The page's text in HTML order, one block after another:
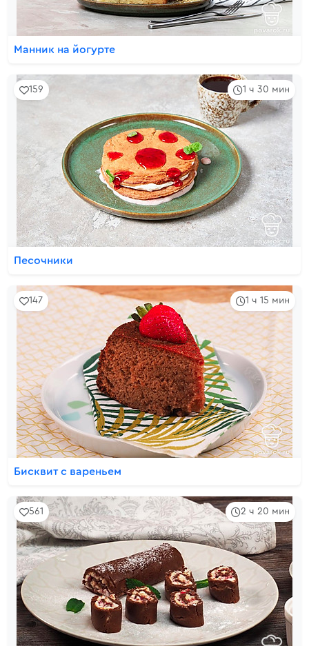
Манник на йогурте
1 ч 30 мин
159
Песочники
1 ч 15 мин
147
Бисквит с вареньем
2 ч 20 мин
561